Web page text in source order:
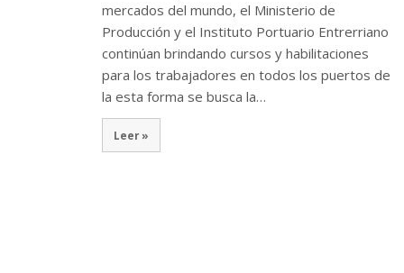
mercados del mundo, el Ministerio de
Producción y el Instituto Portuario Entrerriano
continúan brindando cursos y habilitaciones
para los trabajadores en todos los puertos de
la esta forma se busca la…
Leer »